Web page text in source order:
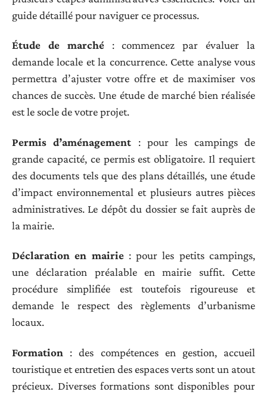
guide détaillé pour naviguer ce processus.
Étude de marché: commencez par évaluer la
demande locale et la concurrence. Cette analyse vous
permettra d’ajuster votre offre et de maximiser vos
chances de succès. Une étude de marché bien réalisée
est le socle de votre projet.
Permis d’aménagement : pour les campings de
grande capacité, ce permis est obligatoire. Il requiert
des documents tels que des plans détaillés, une étude
d’impact environnemental et plusieurs autres pièces
administratives. Le dépôt du dossier se fait auprès de
la mairie.
Déclaration en mairie: pour les petits campings,
une déclaration préalable en mairie suffit. Cette
procédure simplifiée est toutefois rigoureuse et
demande le respect des règlements d’urbanisme
locaux.
Formation : des compétences en gestion, accueil
touristique et entretien des espaces verts sont un atout
précieux. Diverses formations sont disponibles pour